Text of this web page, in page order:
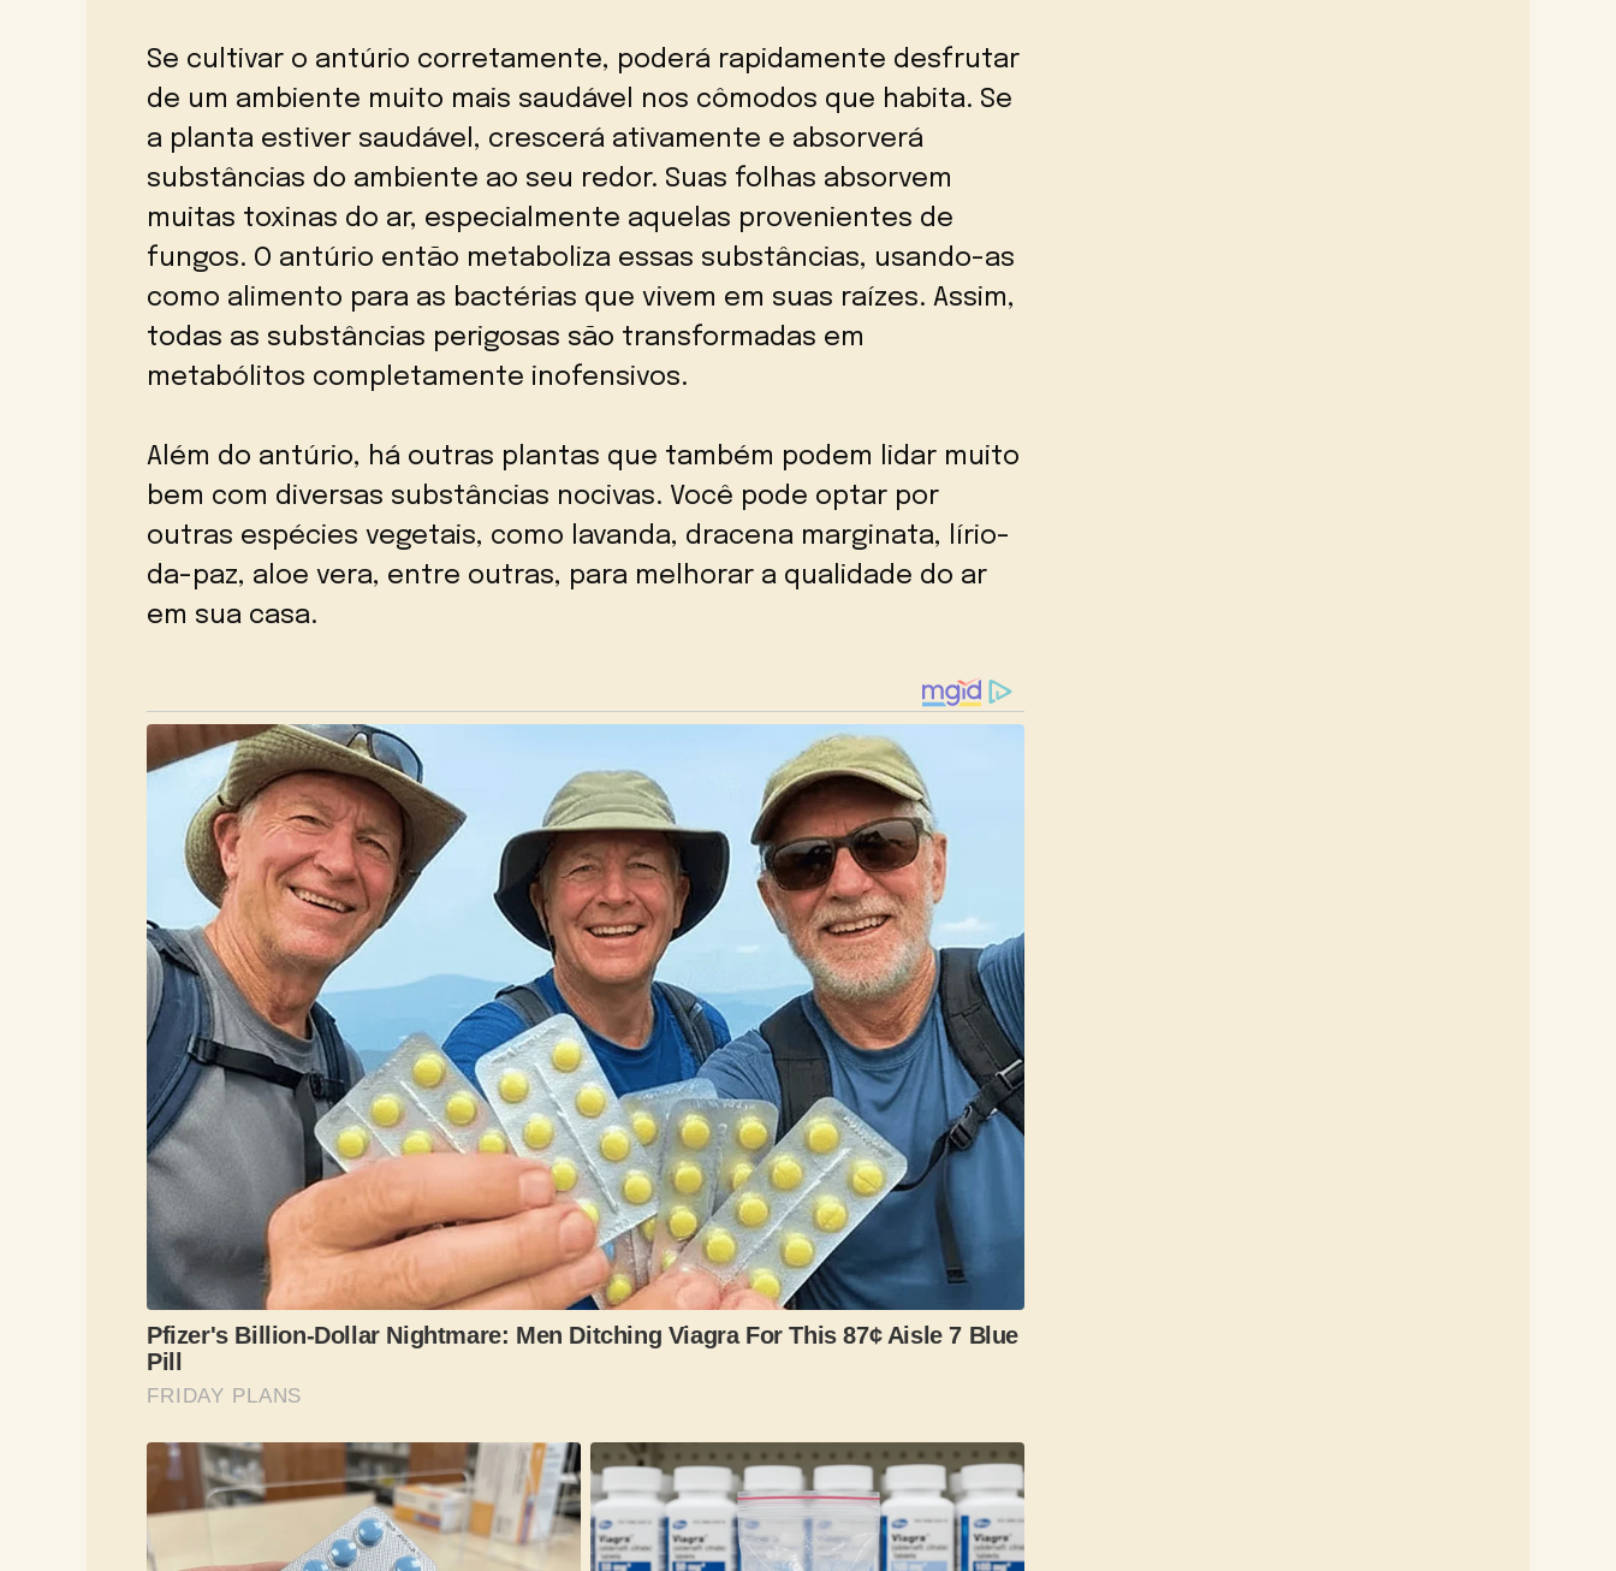
Se cultivar o antúrio corretamente, poderá rapidamente desfrutar
de um ambiente muito mais saudável nos cômodos que habita. Se
a planta estiver saudável, crescerá ativamente e absorverá
substâncias do ambiente ao seu redor. Suas folhas absorvem
muitas toxinas do ar, especialmente aquelas provenientes de
fungos. O antúrio então metaboliza essas substâncias, usando-as
como alimento para as bactérias que vivem em suas raízes. Assim,
todas as substâncias perigosas são transformadas em
metabólitos completamente inofensivos.
Além do antúrio, há outras plantas que também podem lidar muito
bem com diversas substâncias nocivas. Você pode optar por
outras espécies vegetais, como lavanda, dracena marginata, lírio-
da-paz, aloe vera, entre outras, para melhorar a qualidade do ar
em sua casa.